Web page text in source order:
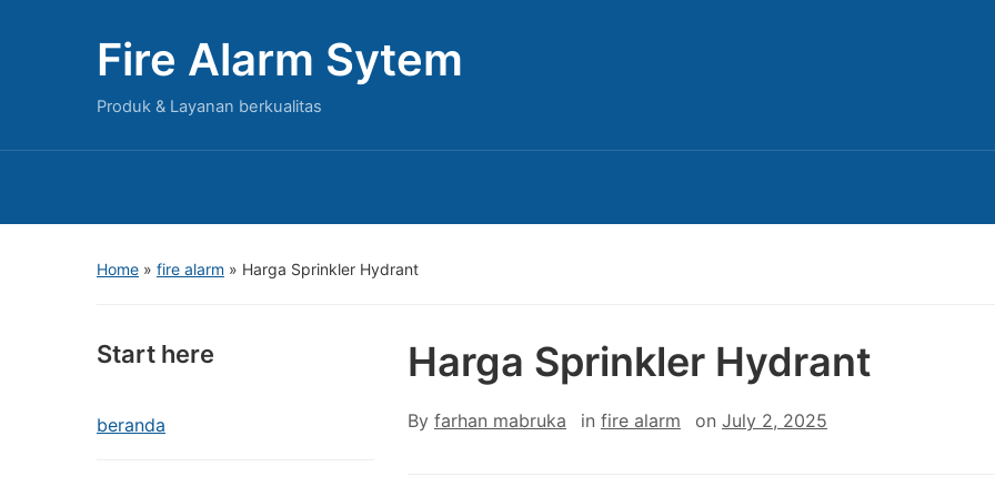
Fire Alarm Sytem
Produk & Layanan berkualitas
Home » fire alarm » Harga Sprinkler Hydrant
Start here
beranda
Harga Sprinkler Hydrant
By farhan mabruka in fire alarm on July 2, 2025